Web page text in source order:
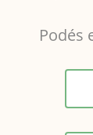
Podés